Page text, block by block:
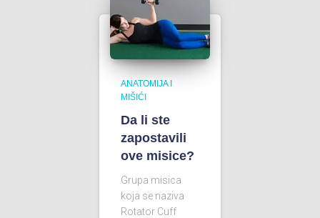
ANATOMIJA I
MIŠIĆI
Da li ste
zapostavili
ove misice?
Grupa misica
koja se naziva
Rotator Cuff